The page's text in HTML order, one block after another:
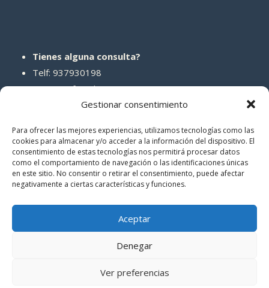
Gestionar consentimiento
Para ofrecer las mejores experiencias, utilizamos tecnologías como las
cookies para almacenar y/o acceder a la información del dispositivo. El
consentimiento de estas tecnologías nos permitirá procesar datos
como el comportamiento de navegación o las identificaciones únicas
en este sitio. No consentir o retirar el consentimiento, puede afectar
negativamente a ciertas características y funciones.
Aceptar
Denegar
Ver preferencias
Tienes alguna consulta?
Telf: 937930198
Correo: info@abcreparaciones.com
REDES SOCIALES